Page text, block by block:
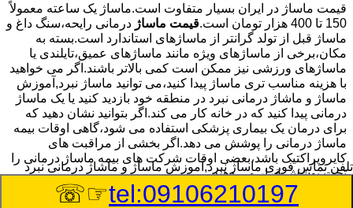
قیمت ماساژ در ایران بسیار متفاوت است.ماساژ یک ساعته معمولاً
150 تا 400 هزار تومان است.
قیمت ماساژ درمانی رایحه،سنگ داغ و
ماساژ قبل از تولد گرانتر از ماساژهای استاندارد است.بسته به
مکان،برخی از ماساژهای ویژه مانند ماساژهای عمیق،تایلندی یا
ماساژهای ورزشی نیز ممکن است کمی بالاتر باشند.اگر می خواهید
با هزینه مناسب تری ماساژ پیدا کنید،می توانید ماساژ نبرد,آموزش
ماساژ و ماشاژ درمانی نبرد در منطقه خود بازدید کنید یا یک ماساژ
درمانی پیدا کنید که در خانه کار می کند.اگر بتوانید نشان دهید که
برای درمان یک بیماری پزشکی استفاده می شود،گاهی اوقات بیمه
ماساژ درمانی را پوشش می دهد.اگر بخشی از مراقبت های
کایروپراکتیک باشد،بعضی اوقات شرکت های بیمه ماساژ درمانی را
تحت پوشش قرار می دهند.
8/8/2026 5:52:55 PM
تلفن تماس فوریماساژ نبرد,آموزش ماساژ و ماشاژ درمانی نبرد
tel:09106210197
☞☏